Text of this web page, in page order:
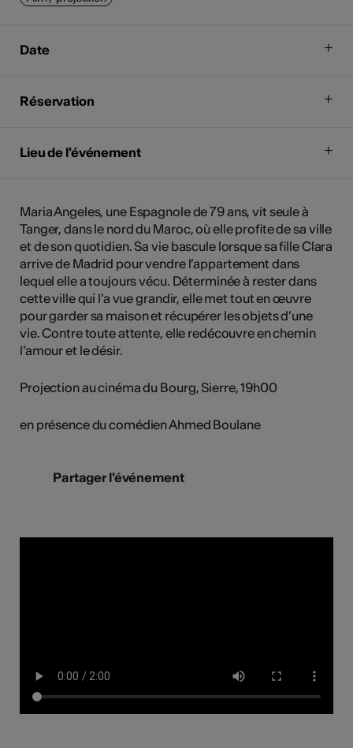
Date
Réservation
Lieu de l'événement
Maria Angeles, une Espagnole de 79 ans, vit seule à
Tanger, dans le nord du Maroc, où elle profite de sa ville
et de son quotidien. Sa vie bascule lorsque sa fille Clara
arrive de Madrid pour vendre l’appartement dans
lequel elle a toujours vécu. Déterminée à rester dans
cette ville qui l’a vue grandir, elle met tout en œuvre
pour garder sa maison et récupérer les objets d’une
vie. Contre toute attente, elle redécouvre en chemin
l’amour et le désir.
Projection au cinéma du Bourg, Sierre, 19h00
en présence du comédien Ahmed Boulane
Partager l'événement